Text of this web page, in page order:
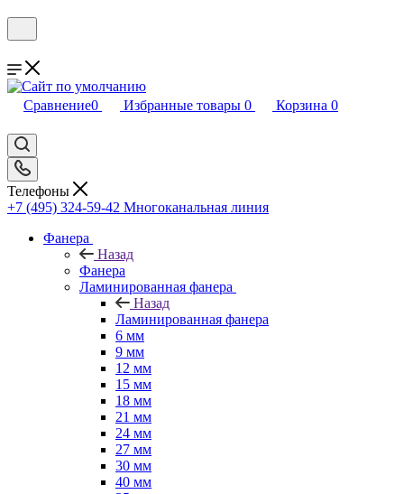
Сравнение0 Избранные товары 0 Корзина 0
Телефоны
+7 (495) 324-59-42 Многоканальная линия
Фанера
Назад
Фанера
Ламинированная фанера
Назад
Ламинированная фанера
6 мм
9 мм
12 мм
15 мм
18 мм
21 мм
24 мм
27 мм
30 мм
40 мм